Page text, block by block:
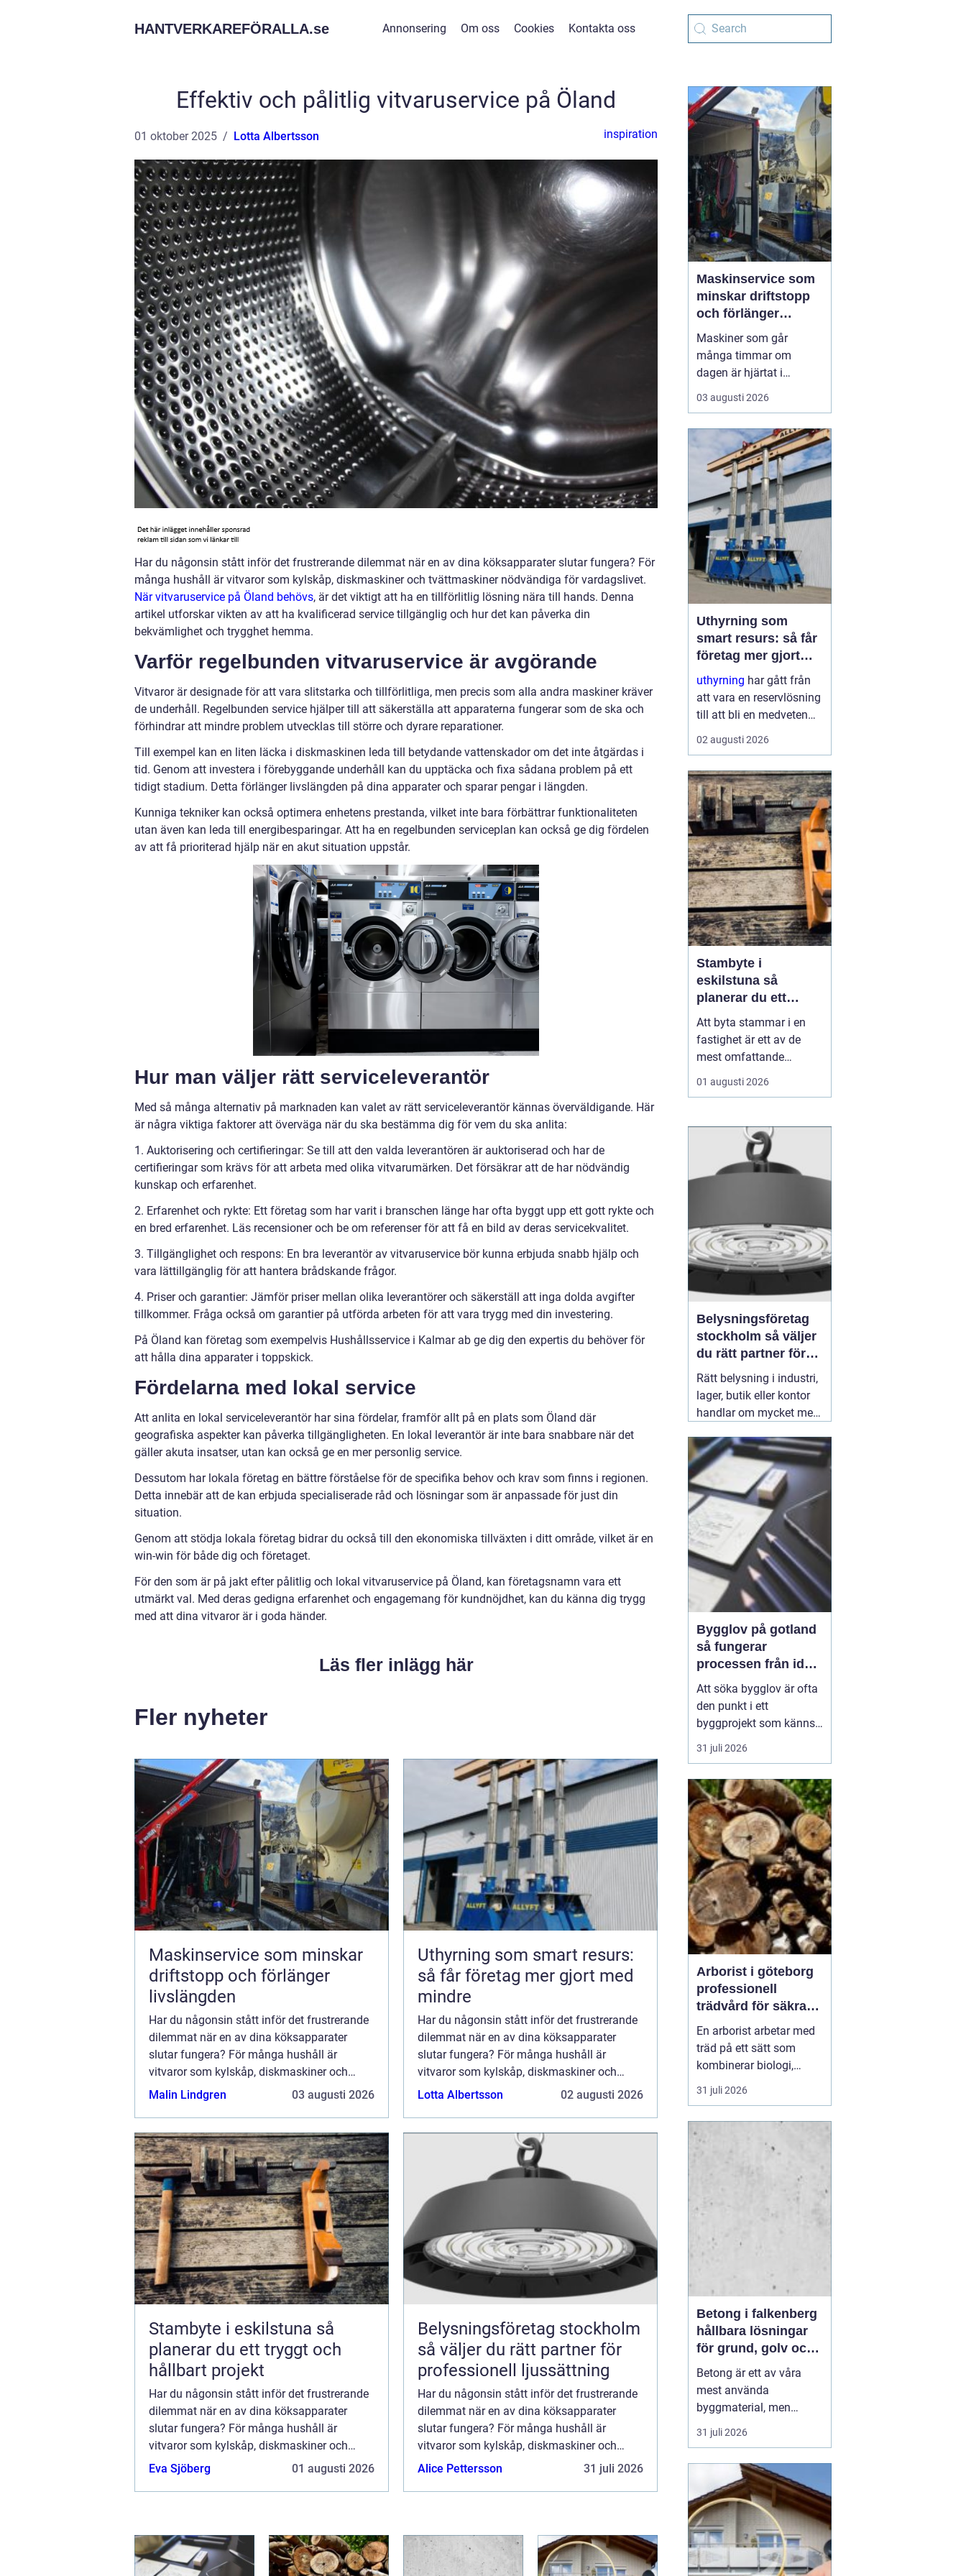
HANTVERKAREFÖRALLA.se Annonsering Om oss Cookies Kontakta oss
Effektiv och pålitlig vitvaruservice på Öland
01 oktober 2025 Lotta Albertsson inspiration
Har du någonsin stått inför det frustrerande dilemmat när en av dina köksapparater slutar fungera? För
många hushåll är vitvaror som kylskåp, diskmaskiner och tvättmaskiner nödvändiga för vardagslivet.
När vitvaruservice på Öland behövs, är det viktigt att ha en tillförlitlig lösning nära till hands. Denna
artikel utforskar vikten av att ha kvalificerad service tillgänglig och hur det kan påverka din
bekvämlighet och trygghet hemma.
Varför regelbunden vitvaruservice är avgörande
Vitvaror är designade för att vara slitstarka och tillförlitliga, men precis som alla andra maskiner kräver
de underhåll. Regelbunden service hjälper till att säkerställa att apparaterna fungerar som de ska och
förhindrar att mindre problem utvecklas till större och dyrare reparationer.
Till exempel kan en liten läcka i diskmaskinen leda till betydande vattenskador om det inte åtgärdas i
tid. Genom att investera i förebyggande underhåll kan du upptäcka och fixa sådana problem på ett
tidigt stadium. Detta förlänger livslängden på dina apparater och sparar pengar i längden.
Kunniga tekniker kan också optimera enhetens prestanda, vilket inte bara förbättrar funktionaliteten
utan även kan leda till energibesparingar. Att ha en regelbunden serviceplan kan också ge dig fördelen
av att få prioriterad hjälp när en akut situation uppstår.
Hur man väljer rätt serviceleverantör
Med så många alternativ på marknaden kan valet av rätt serviceleverantör kännas överväldigande. Här
är några viktiga faktorer att överväga när du ska bestämma dig för vem du ska anlita:
1. Auktorisering och certifieringar: Se till att den valda leverantören är auktoriserad och har de
certifieringar som krävs för att arbeta med olika vitvarumärken. Det försäkrar att de har nödvändig
kunskap och erfarenhet.
2. Erfarenhet och rykte: Ett företag som har varit i branschen länge har ofta byggt upp ett gott rykte och
en bred erfarenhet. Läs recensioner och be om referenser för att få en bild av deras servicekvalitet.
3. Tillgänglighet och respons: En bra leverantör av vitvaruservice bör kunna erbjuda snabb hjälp och
vara lättillgänglig för att hantera brådskande frågor.
4. Priser och garantier: Jämför priser mellan olika leverantörer och säkerställ att inga dolda avgifter
tillkommer. Fråga också om garantier på utförda arbeten för att vara trygg med din investering.
På Öland kan företag som exempelvis Hushållsservice i Kalmar ab ge dig den expertis du behöver för
att hålla dina apparater i toppskick.
Fördelarna med lokal service
Att anlita en lokal serviceleverantör har sina fördelar, framför allt på en plats som Öland där
geografiska aspekter kan påverka tillgängligheten. En lokal leverantör är inte bara snabbare när det
gäller akuta insatser, utan kan också ge en mer personlig service.
Dessutom har lokala företag en bättre förståelse för de specifika behov och krav som finns i regionen.
Detta innebär att de kan erbjuda specialiserade råd och lösningar som är anpassade för just din
situation.
Genom att stödja lokala företag bidrar du också till den ekonomiska tillväxten i ditt område, vilket är en
win-win för både dig och företaget.
För den som är på jakt efter pålitlig och lokal vitvaruservice på Öland, kan företagsnamn vara ett
utmärkt val. Med deras gedigna erfarenhet och engagemang för kundnöjdhet, kan du känna dig trygg
med att dina vitvaror är i goda händer.
Läs fler inlägg här
Fler nyheter
Maskinservice som minskar
driftstopp och förlänger
livslängden
Har du någonsin stått inför det frustrerande
dilemmat när en av dina köksapparater
slutar fungera? För många hushåll är
vitvaror som kylskåp, diskmaskiner och
tvättmaskiner nödvänd...
Malin Lindgren 03 augusti 2026
Uthyrning som smart resurs:
så får företag mer gjort med
mindre
Har du någonsin stått inför det frustrerande
dilemmat när en av dina köksapparater
slutar fungera? För många hushåll är
vitvaror som kylskåp, diskmaskiner och
tvättmaskiner nödvänd...
Lotta Albertsson 02 augusti 2026
Stambyte i eskilstuna så
planerar du ett tryggt och
hållbart projekt
Har du någonsin stått inför det frustrerande
dilemmat när en av dina köksapparater
slutar fungera? För många hushåll är
vitvaror som kylskåp, diskmaskiner och
tvättmaskiner nödvänd...
Eva Sjöberg 01 augusti 2026
Belysningsföretag stockholm
så väljer du rätt partner för
professionell ljussättning
Har du någonsin stått inför det frustrerande
dilemmat när en av dina köksapparater
slutar fungera? För många hushåll är
vitvaror som kylskåp, diskmaskiner och
tvättmaskiner nödvänd...
Alice Pettersson 31 juli 2026
Maskinservice som
minskar driftstopp
och förlänger
livslängden
Maskiner som går
många timmar om
dagen är hjärtat i
entreprenad, skog och
lantbruk. När de stannar,
genomtänkt
maskinservice intebara
en kostnad, utan ett sätt
a...
03 augusti 2026
Uthyrning som
smart resurs: så får
företag mer gjort
med mindre
uthyrning har gått från
att vara en reservlösning
till att bli en medveten
strategi för många
företag. I stället för att
utrustning väljer allt fler
att hyra. Det frigör både
pengar o...
02 augusti 2026
Stambyte i
eskilstuna så
planerar du ett
tryggt och hållbart
projekt
Att byta stammar i en
fastighet är ett av de
mest omfattande
ingreppen som kan
göras i ett hus.
nödvändig åtgärd för att
undvika vattenskador,
fuktproblem och
kostsamma akuta
fastighetsäga...
01 augusti 2026
Belysningsföretag
stockholm så väljer
du rätt partner för
professionell
ljussättning
Rätt belysning i industri,
lager, butik eller kontor
handlar om mycket mer
Ljuset påverkar säkerhet,
energikostnader,
produktivitet och hur en
lokal upplevs varje dag.
När företag i Stockholm
letar
31 juli 2026
Bygglov på gotland
så fungerar
processen från idé
till godkänt beslut
Att söka bygglov är ofta
den punkt i ett
byggprojekt som känns
mest osäker. Frågorna
hopar sig: vilka
länge tar det, vad säger
detaljplanen och hur
påverkas tidsplanen? På
Gotland tillkommer
dessutom särskilda
hänsyn, som kultur...
31 juli 2026
Arborist i göteborg
professionell
trädvård för säkra
och friska träd
En arborist arbetar med
träd på ett sätt som
kombinerar biologi,
säkerhet och hantverk. I
en stad som Göteborg,
med tät bebyggelse,
krävs genomtänkt
trädvård för att både
människor och träd ska
må bra. Många
fastighetsägare, bos...
31 juli 2026
Betong i falkenberg
hållbara lösningar
för grund, golv och
utemiljö
Betong är ett av våra
mest använda
byggmaterial, men
också ett av de mest
missförstådda. Många
ytor, men modern betong
i Falkenberg handlar lika
mycket om design,
precision och långsiktig
funktion. För den som
planerar ny grund...
31 juli 2026